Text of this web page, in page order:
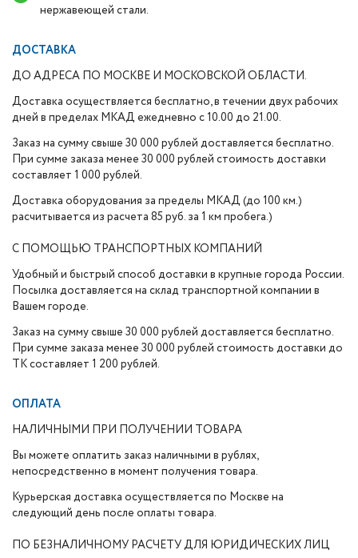
нержавеющей стали.
ДОСТАВКА
ДО АДРЕСА ПО МОСКВЕ И МОСКОВСКОЙ ОБЛАСТИ.
Доставка осуществляется бесплатно, в течении двух рабочих
дней в пределах МКАД ежедневно с 10.00 до 21.00.
Заказ на сумму свыше 30 000 рублей доставляется бесплатно.
При сумме заказа менее 30 000 рублей стоимость доставки
составляет 1 000 рублей.
Доставка оборудования за пределы МКАД (до 100 км.)
расчитывается из расчета 85 руб. за 1 км пробега.)
С ПОМОЩЬЮ ТРАНСПОРТНЫХ КОМПАНИЙ
Удобный и быстрый способ доставки в крупные города России.
Посылка доставляется на склад транспортной компании в
Вашем городе.
Заказ на сумму свыше 30 000 рублей доставляется бесплатно.
При сумме заказа менее 30 000 рублей стоимость доставки до
ТК составляет 1 200 рублей.
ОПЛАТА
НАЛИЧНЫМИ ПРИ ПОЛУЧЕНИИ ТОВАРА
Вы можете оплатить заказ наличными в рублях,
непосредственно в момент получения товара.
Курьерская доставка осуществляется по Москве на
следующий день после оплаты товара.
ПО БЕЗНАЛИЧНОМУ РАСЧЕТУ ДЛЯ ЮРИДИЧЕСКИХ ЛИЦ